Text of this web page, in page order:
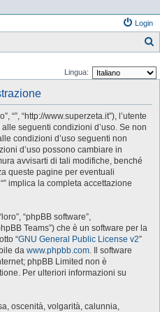
Login
Lingua:
“”, “http://www.superzeta.it”), l’utente
seguenti condizioni d’uso. Se non
condizioni d’uso seguenti non
d’uso possono cambiare in
avvisarti di tali modifiche, benché
queste pagine per eventuali
implica la completa accettazione
“phpBB software”,
Teams”) che è un software per la
“GNU General Public License v2”
da www.phpbb.com. Il software
phpBB Limited non è
Per ulteriori informazioni su
oscenità, volgarità, calunnia,